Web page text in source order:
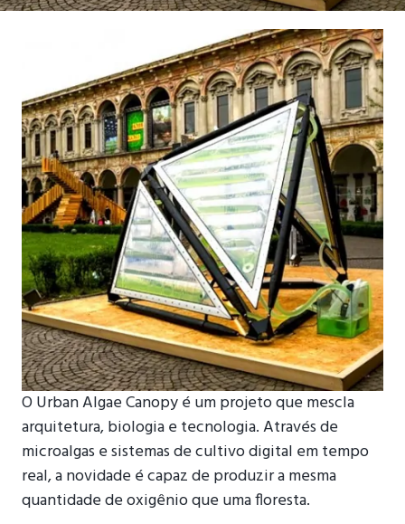
O Urban Algae Canopy é um projeto que mescla
arquitetura, biologia e tecnologia. Através de
microalgas e sistemas de cultivo digital em tempo
real, a novidade é capaz de produzir a mesma
quantidade de oxigênio que uma floresta.